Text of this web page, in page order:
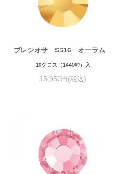
プレシオサ SS16 オーラム
10グロス（1440粒）入
15,950円(税込)